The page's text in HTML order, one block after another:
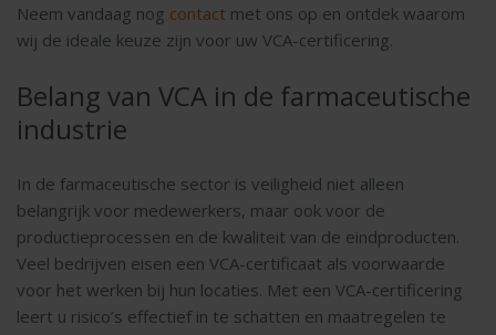
Neem vandaag nog contact met ons op en ontdek waarom
wij de ideale keuze zijn voor uw VCA-certificering.
Belang van VCA in de farmaceutische
industrie
In de farmaceutische sector is veiligheid niet alleen
belangrijk voor medewerkers, maar ook voor de
productieprocessen en de kwaliteit van de eindproducten.
Veel bedrijven eisen een VCA-certificaat als voorwaarde
voor het werken bij hun locaties. Met een VCA-certificering
leert u risico’s effectief in te schatten en maatregelen te